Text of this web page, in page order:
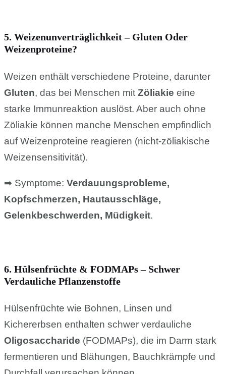
5. Weizenunverträglichkeit – Gluten Oder
Weizenproteine?
Weizen enthält verschiedene Proteine, darunter
Gluten, das bei Menschen mit Zöliakie eine
starke Immunreaktion auslöst. Aber auch ohne
Zöliakie können manche Menschen empfindlich
auf Weizenproteine reagieren (nicht-zöliakische
Weizensensitivität).
➡ Symptome: Verdauungsprobleme,
Kopfschmerzen, Hautausschläge,
Gelenkbeschwerden, Müdigkeit.
6. Hülsenfrüchte & FODMAPs – Schwer
Verdauliche Pflanzenstoffe
Hülsenfrüchte wie Bohnen, Linsen und
Kichererbsen enthalten schwer verdauliche
Oligosaccharide (FODMAPs), die im Darm stark
fermentieren und Blähungen, Bauchkrämpfe und